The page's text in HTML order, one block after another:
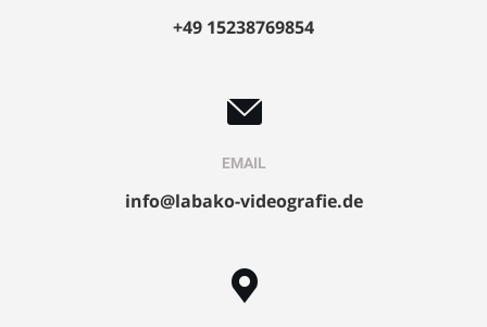
+49 15238769854
EMAIL
info@labako-videografie.de